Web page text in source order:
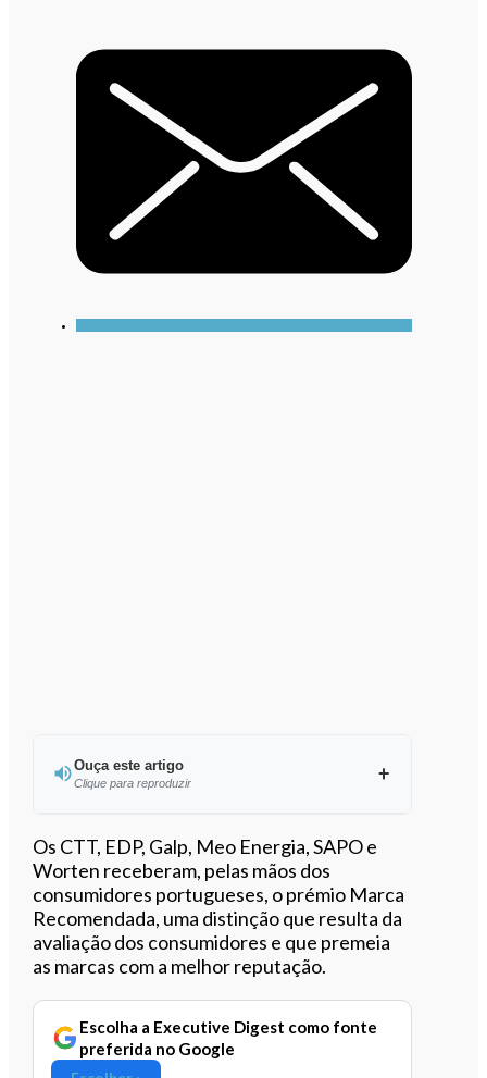
Ouça este artigo
Clique para reproduzir
Ouvir este artigo
Os CTT, EDP, Galp, Meo Energia, SAPO e
Worten receberam, pelas mãos dos
consumidores portugueses, o prémio Marca
Recomendada, uma distinção que resulta da
avaliação dos consumidores e que premeia
as marcas com a melhor reputação.
Escolha a Executive Digest como fonte
preferida no Google